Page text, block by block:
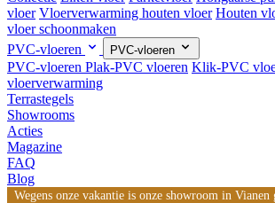
vloer Vloerverwarming houten vloer Houten
vloer schoonmaken
PVC-vloeren
PVC-vloeren
PVC-vloeren Plak-PVC vloeren Klik-PVC
vloerverwarming
Terrastegels
Showrooms
Acties
Magazine
FAQ
Blog
Wegens onze vakantie is onze showroom in